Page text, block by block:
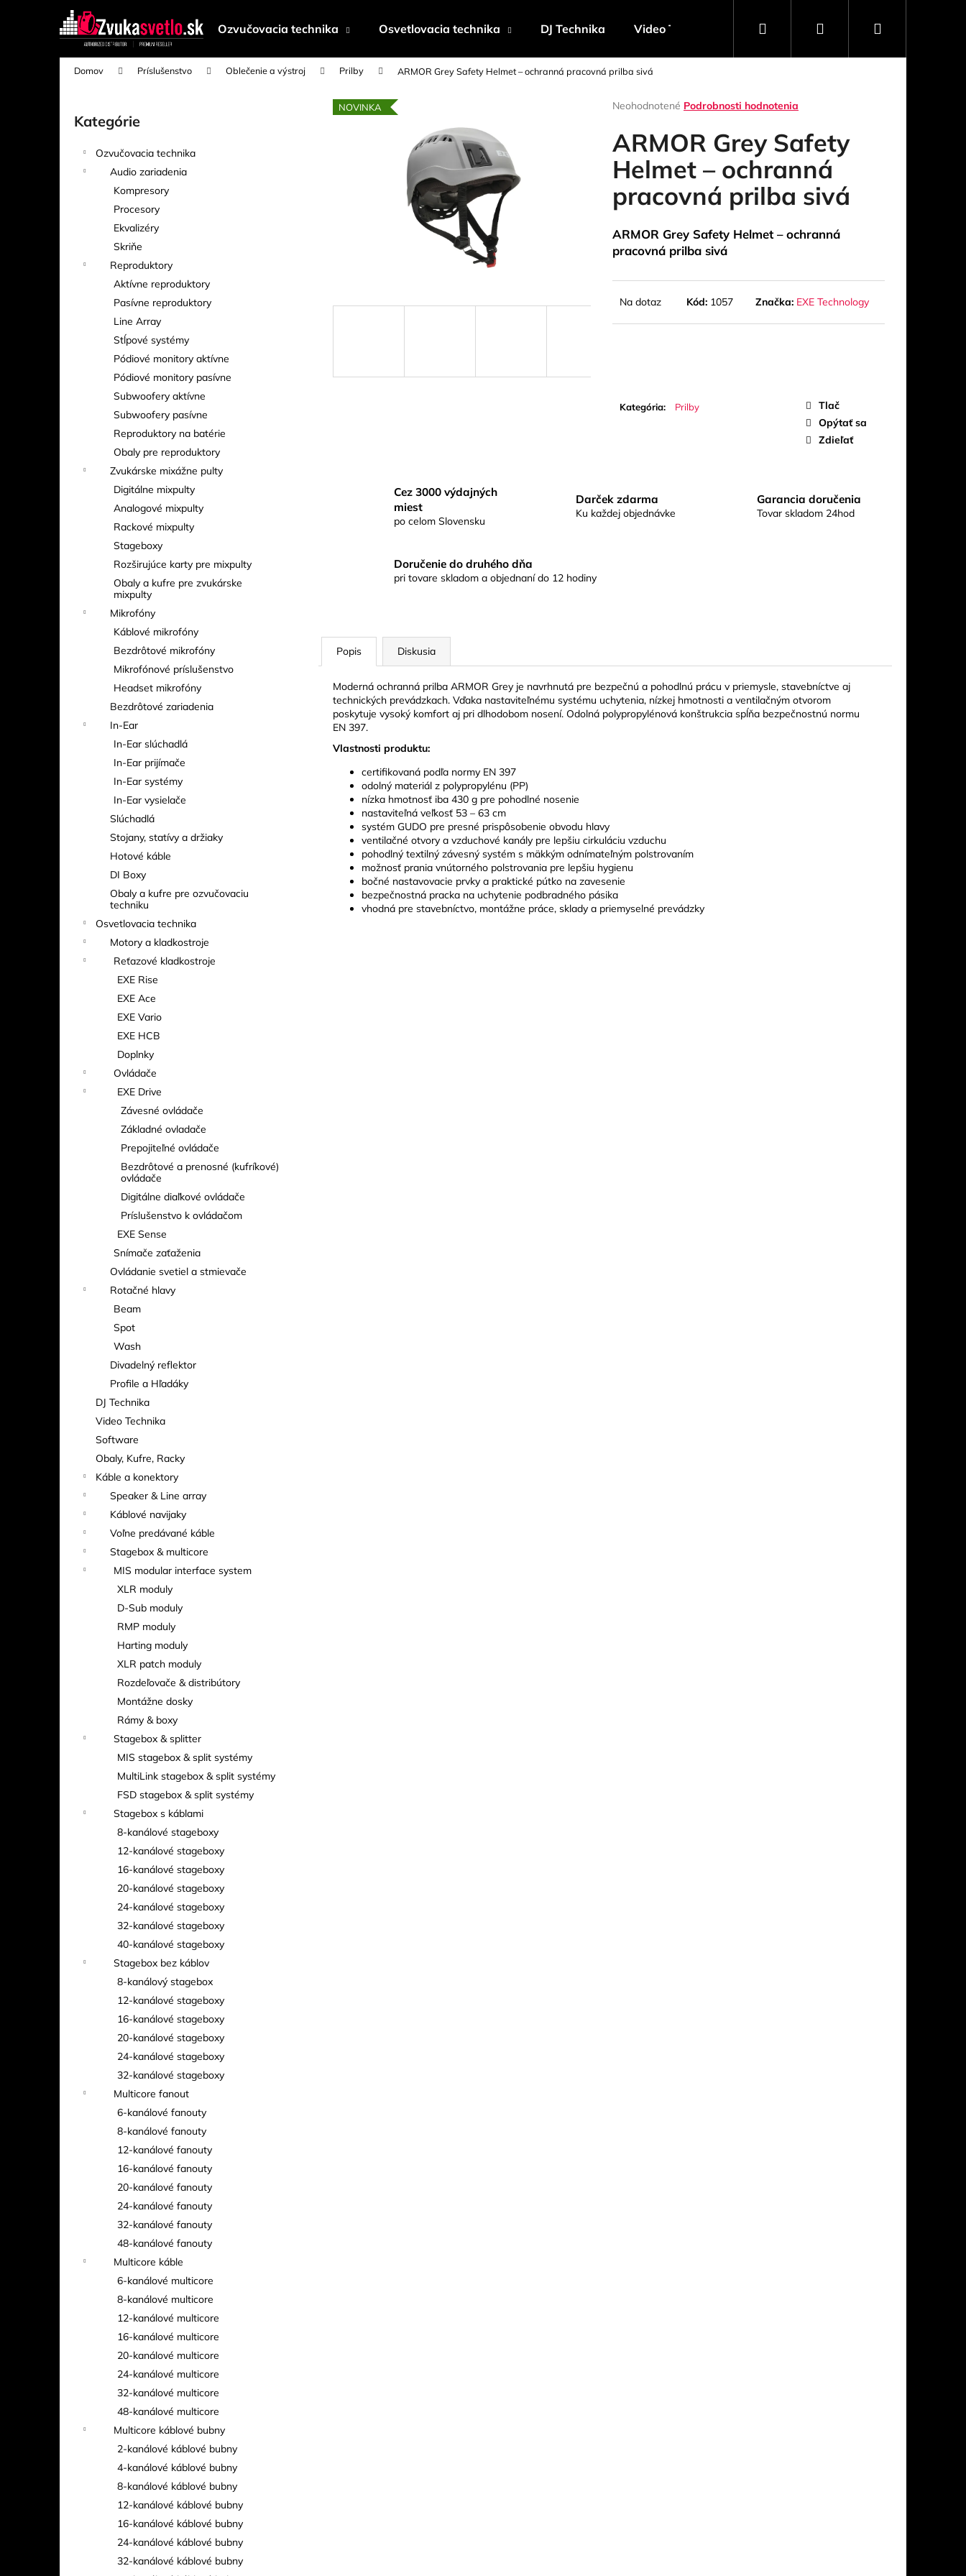
Ozvučovacia technika Osvetlovacia technika DJ Technika Video Technika Software Obaly, Kufre, Racky
Hľadať PrihlásenieNákupný
Domov Príslušenstvo Oblečenie a výstroj Prilby ARMOR Grey Safety Helmet – ochranná pracovná prilba sivá
Preskočiť
kategórie
Kategórie
Ozvučovacia technika
Audio zariadenia
Kompresory
Procesory
Ekvalizéry
Skriňe
Reproduktory
Aktívne reproduktory
Pasívne reproduktory
Line Array
Stĺpové systémy
Pódiové monitory aktívne
Pódiové monitory pasívne
Subwoofery aktívne
Subwoofery pasívne
Reproduktory na batérie
Obaly pre reproduktory
Zvukárske mixážne pulty
Digitálne mixpulty
Analogové mixpulty
Rackové mixpulty
Stageboxy
Rozširujúce karty pre mixpulty
Obaly a kufre pre zvukárske
mixpulty
Mikrofóny
Káblové mikrofóny
Bezdrôtové mikrofóny
Mikrofónové príslušenstvo
Headset mikrofóny
Bezdrôtové zariadenia
In-Ear
In-Ear slúchadlá
In-Ear prijímače
In-Ear systémy
In-Ear vysielače
Slúchadlá
Stojany, statívy a držiaky
Hotové káble
DI Boxy
Obaly a kufre pre ozvučovaciu
techniku
Osvetlovacia technika
Motory a kladkostroje
Reťazové kladkostroje
EXE Rise
EXE Ace
EXE Vario
EXE HCB
Doplnky
Ovládače
EXE Drive
Závesné ovládače
Základné ovladače
Prepojiteľné ovládače
Bezdrôtové a prenosné (kufríkové)
ovládače
Digitálne diaľkové ovládače
Príslušenstvo k ovládačom
EXE Sense
Snímače zaťaženia
Ovládanie svetiel a stmievače
Rotačné hlavy
Beam
Spot
Wash
Divadelný reflektor
Profile a Hľadáky
DJ Technika
Video Technika
Software
Obaly, Kufre, Racky
Káble a konektory
Speaker & Line array
Káblové navijaky
Voľne predávané káble
Stagebox & multicore
MIS modular interface system
XLR moduly
D-Sub moduly
RMP moduly
Harting moduly
XLR patch moduly
Rozdeľovače & distribútory
Montážne dosky
Rámy & boxy
Stagebox & splitter
MIS stagebox & split systémy
MultiLink stagebox & split systémy
FSD stagebox & split systémy
Stagebox s káblami
8-kanálové stageboxy
12-kanálové stageboxy
16-kanálové stageboxy
20-kanálové stageboxy
24-kanálové stageboxy
32-kanálové stageboxy
40-kanálové stageboxy
Stagebox bez káblov
8-kanálový stagebox
12-kanálové stageboxy
16-kanálové stageboxy
20-kanálové stageboxy
24-kanálové stageboxy
32-kanálové stageboxy
Multicore fanout
6-kanálové fanouty
8-kanálové fanouty
12-kanálové fanouty
16-kanálové fanouty
20-kanálové fanouty
24-kanálové fanouty
32-kanálové fanouty
48-kanálové fanouty
Multicore káble
6-kanálové multicore
8-kanálové multicore
12-kanálové multicore
16-kanálové multicore
20-kanálové multicore
24-kanálové multicore
32-kanálové multicore
48-kanálové multicore
Multicore káblové bubny
2-kanálové káblové bubny
4-kanálové káblové bubny
8-kanálové káblové bubny
12-kanálové káblové bubny
16-kanálové káblové bubny
24-kanálové káblové bubny
32-kanálové káblové bubny
Priemerné
produktu
je
0,0
hviezdičiek.
Neohodnotené Podrobnosti hodnotenia
ARMOR Grey Safety
Helmet – ochranná
pracovná prilba sivá
ARMOR Grey Safety Helmet – ochranná
pracovná prilba sivá
Na dotaz Kód: 1057 Značka: EXE Technology
Kategória: Prilby
Tlač
Opýtať sa
Zdieľať
NOVINKA
Cez 3000 výdajných
miest
po celom Slovensku
Darček zdarma
Ku každej objednávke
Garancia doručenia
Tovar skladom 24hod
Doručenie do druhého dňa
pri tovare skladom a objednaní do 12 hodiny
Popis Diskusia
Moderná ochranná prilba ARMOR Grey je navrhnutá pre bezpečnú a pohodlnú prácu v priemysle, stavebníctve aj
technických prevádzkach. Vďaka nastaviteľnému systému uchytenia, nízkej hmotnosti a ventilačným otvorom
poskytuje vysoký komfort aj pri dlhodobom nosení. Odolná polypropylénová konštrukcia spĺňa bezpečnostnú normu
EN 397.
Vlastnosti produktu:
certifikovaná podľa normy EN 397
odolný materiál z polypropylénu (PP)
nízka hmotnosť iba 430 g pre pohodlné nosenie
nastaviteľná veľkosť 53 – 63 cm
systém GUDO pre presné prispôsobenie obvodu hlavy
ventilačné otvory a vzduchové kanály pre lepšiu cirkuláciu vzduchu
pohodlný textilný závesný systém s mäkkým odnímateľným polstrovaním
možnosť prania vnútorného polstrovania pre lepšiu hygienu
bočné nastavovacie prvky a praktické pútko na zavesenie
bezpečnostná pracka na uchytenie podbradného pásika
vhodná pre stavebníctvo, montážne práce, sklady a priemyselné prevádzky
Späť
Späť
Čo potrebujete nájsť?
Odporúčame
Nasledujúce
EXE RISE D8+ 500 KG – ELEKTRICKÝ
REŤAZOVÝ KLADKOSTROJ (MEDIUM
POWERGRID DUO